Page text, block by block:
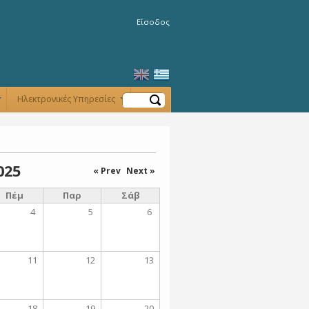
Είσοδος
+
Ηλεκτρονικές Υπηρεσίες Αναζήτηση
« Prev Next »
Πέμ Παρ
Σάβ
4 5 6
11 12 13